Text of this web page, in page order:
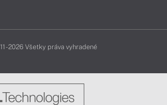
- 2026 Všetky práva vyhradené